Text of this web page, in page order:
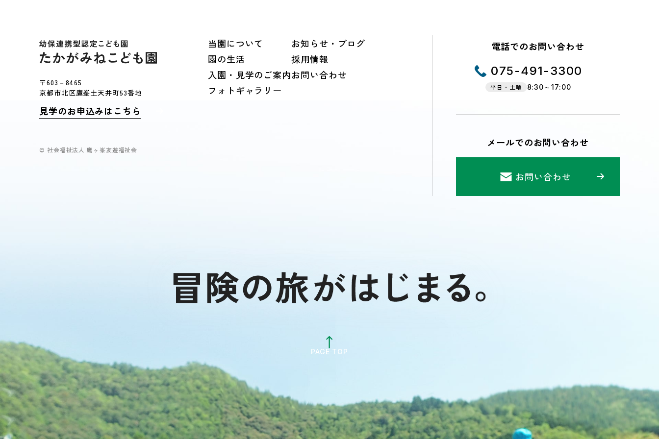
〒603－8465
京都市北区鷹峯土天井町53番地
見学のお申込みはこちら
当園について
園の生活
入園・見学のご案内
フォトギャラリー
お知らせ・ブログ
採用情報
お問い合わせ
電話でのお問い合わせ
075-491-3300
平日・土曜 8:30～17:00
メールでのお問い合わせ
お問い合わせ
© 社会福祉法人 鷹ヶ峯友遊福祉会
PAGE TOP